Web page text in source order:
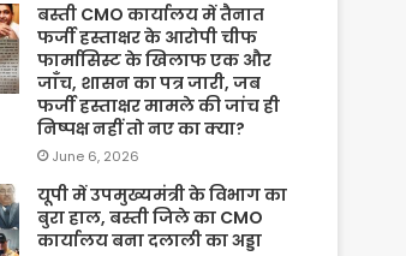
बस्ती CMO कार्यालय में तैनात
फर्जी हस्ताक्षर के आरोपी चीफ
फार्मासिस्ट के खिलाफ एक और
जाँच, शासन का पत्र जारी, जब
फर्जी हस्ताक्षर मामले की जांच ही
निष्पक्ष नहीं तो नए का क्या?
June 6, 2026
यूपी में उपमुख्यमंत्री के विभाग का
बुरा हाल, बस्ती जिले का CMO
कार्यालय बना दलाली का अड्डा